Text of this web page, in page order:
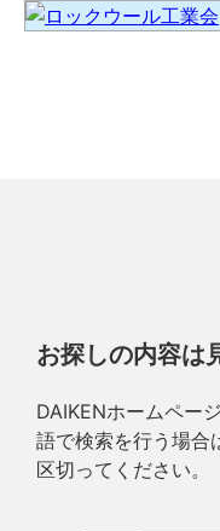
お探しの内容は
DAIKENホームペー
語で検索を行う場合
区切ってください。